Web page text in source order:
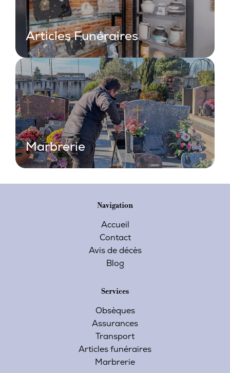
Articles Funéraires
Marbrerie
Navigation
Accueil
Contact
Avis de décès
Blog
Services
Obsèques
Assurances
Transport
Articles funéraires
Marbrerie